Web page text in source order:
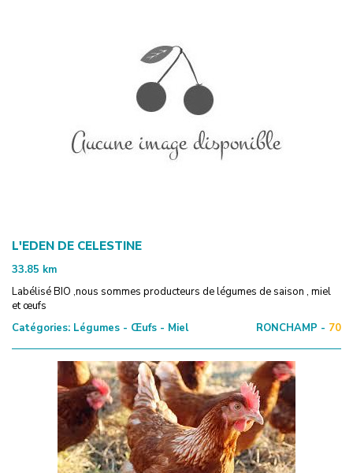
L'EDEN DE CELESTINE
33.85 km
Labélisé BIO ,nous sommes producteurs de légumes de saison , miel
et œufs
Catégories: Légumes - Œufs - Miel RONCHAMP - 70